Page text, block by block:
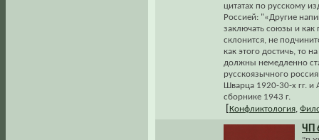
цитатах по русскому
Россией: "«Другие
заключать союзы и
склонится, не
как этого достичь, то
должны немедленно
русскоязычного
Шварца 1920-30-х гг. и
сборнике 1943 г.
Конфликтология,
ЧП